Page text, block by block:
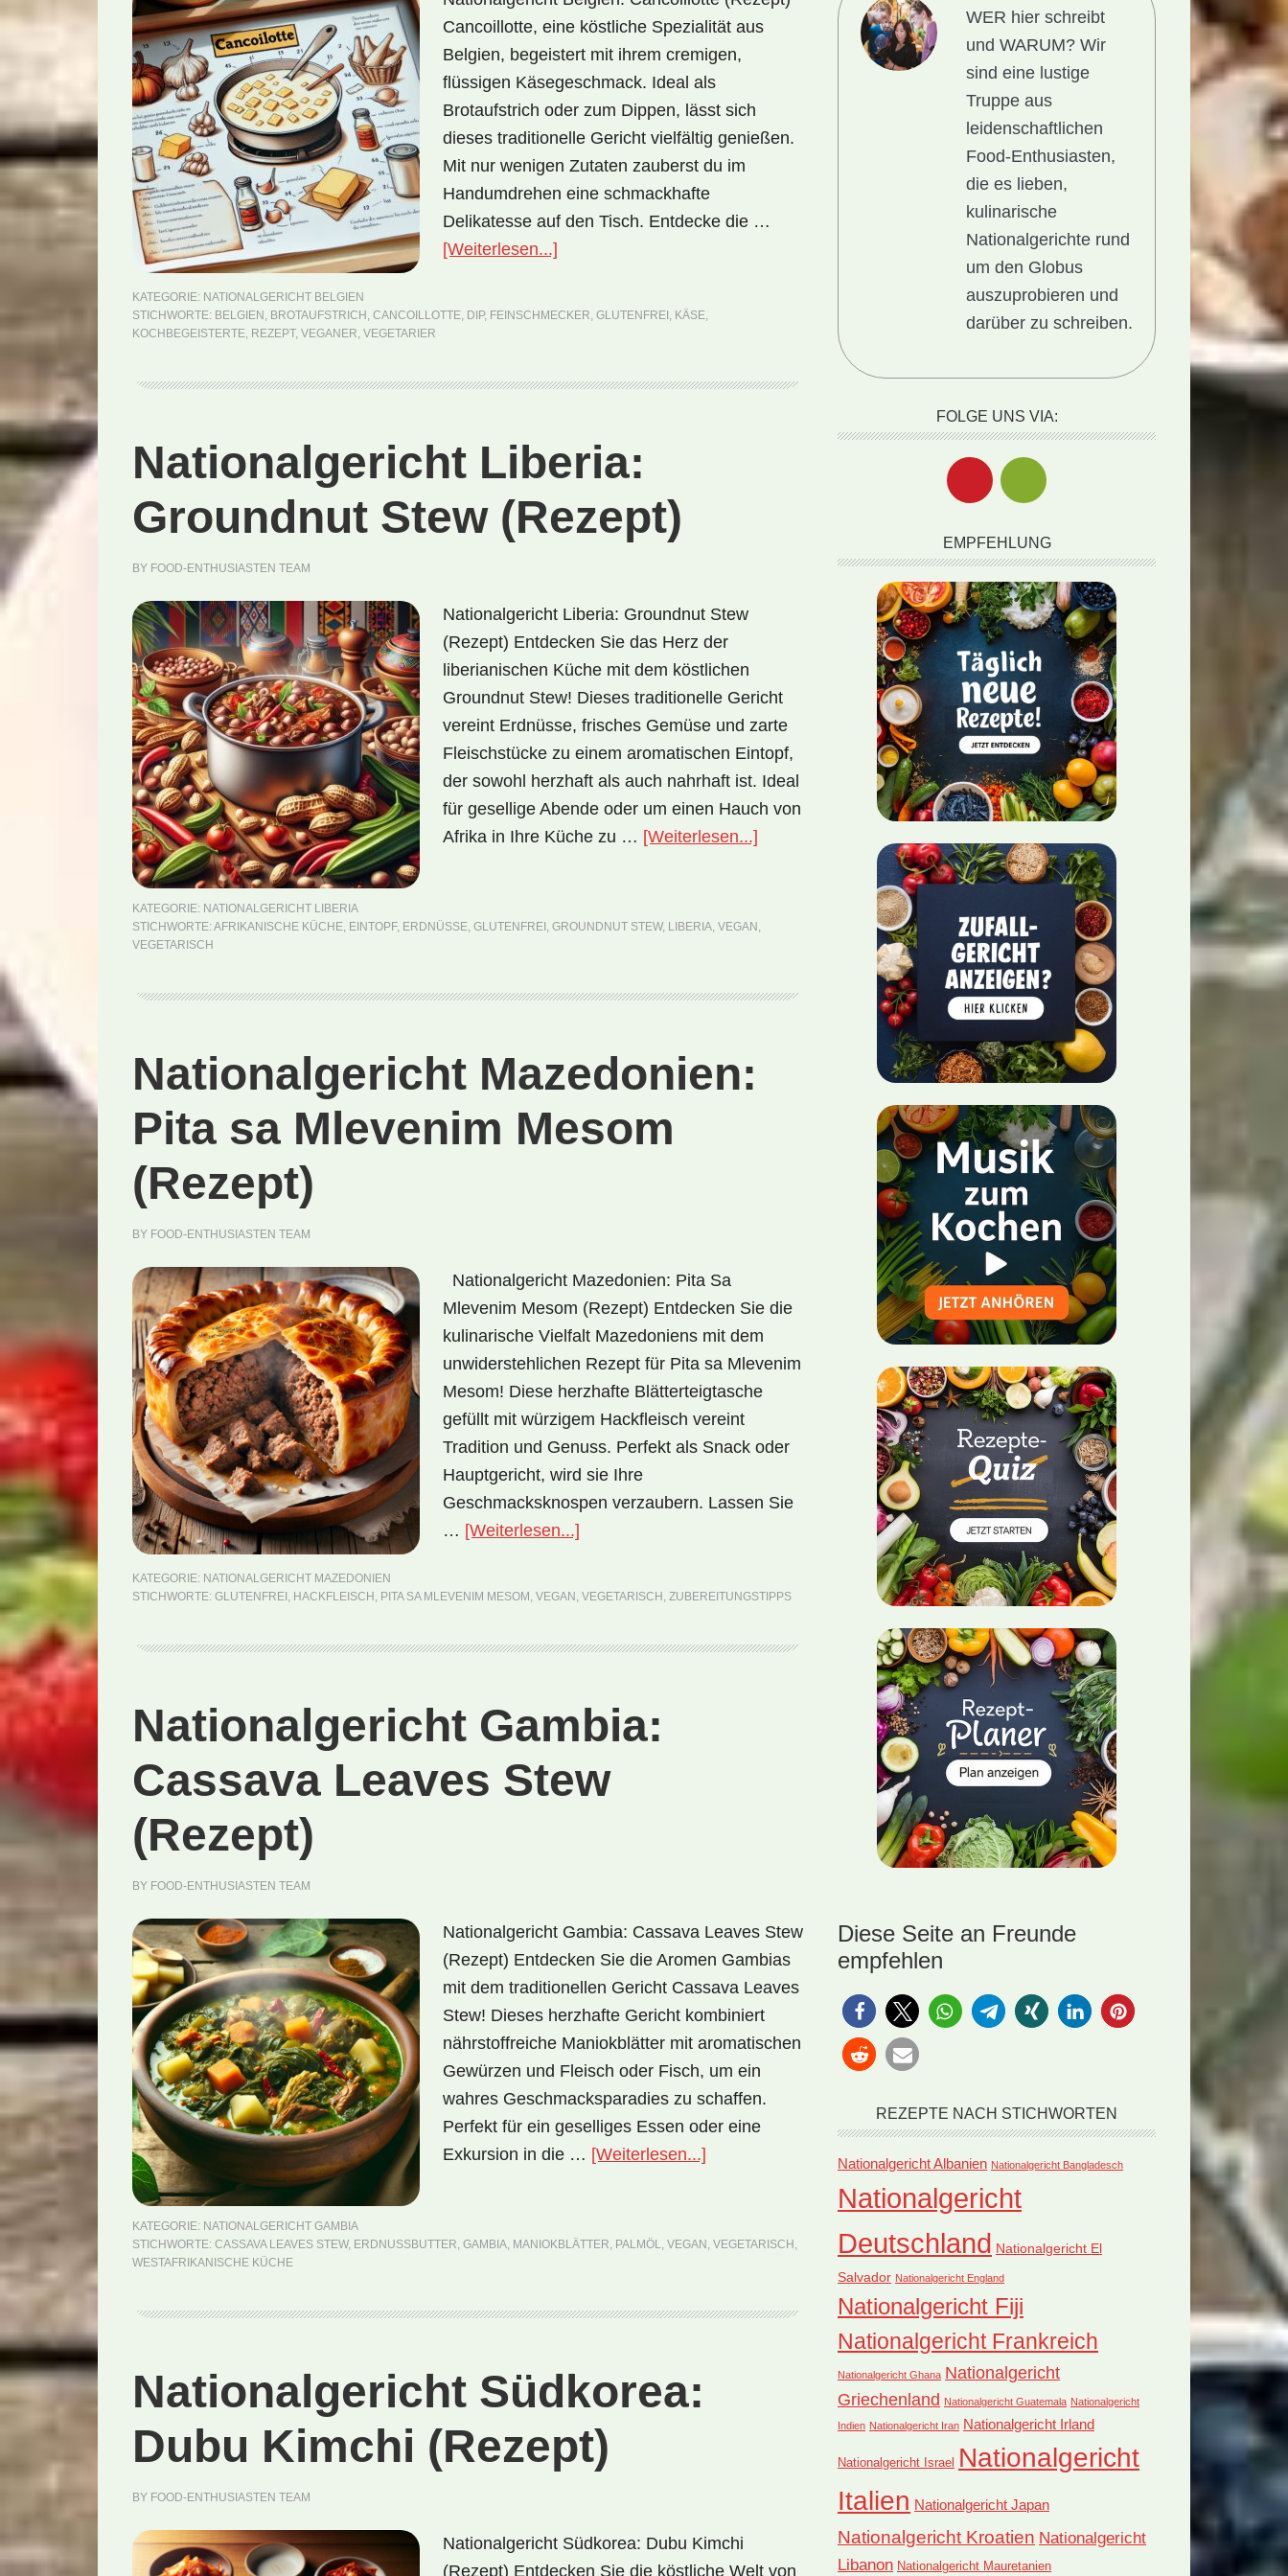
Cancoillotte, eine köstliche Spezialität aus
Belgien, begeistert mit ihrem cremigen,
flüssigen Käsegeschmack. Ideal als
Brotaufstrich oder zum Dippen, lässt sich
dieses traditionelle Gericht vielfältig genießen.
Mit nur wenigen Zutaten zauberst du im
Handumdrehen eine schmackhafte
Delikatesse auf den Tisch. Entdecke die …
[Weiterlesen...]
KATEGORIE: NATIONALGERICHT BELGIEN
STICHWORTE: BELGIEN , BROTAUFSTRICH , CANCOILLOTTE, DIP, FEINSCHMECKER, GLUTENFREI , KÄSE,
KOCHBEGEISTERTE, REZEPT, VEGANER, VEGETARIER
Nationalgericht Liberia:
Groundnut Stew (Rezept)
BY FOOD-ENTHUSIASTEN TEAM
Nationalgericht Liberia: Groundnut Stew
(Rezept) Entdecken Sie das Herz der
liberianischen Küche mit dem köstlichen
Groundnut Stew! Dieses traditionelle Gericht
vereint Erdnüsse, frisches Gemüse und zarte
Fleischstücke zu einem aromatischen Eintopf,
der sowohl herzhaft als auch nahrhaft ist. Ideal
für gesellige Abende oder um einen Hauch von
Afrika in Ihre Küche zu … [Weiterlesen...]
KATEGORIE: NATIONALGERICHT LIBERIA
STICHWORTE: AFRIKANISCHE KÜCHE, EINTOPF, ERDNÜSSE, GLUTENFREI , GROUNDNUT STEW, LIBERIA, VEGAN ,
VEGETARISCH
Nationalgericht Mazedonien:
Pita sa Mlevenim Mesom
(Rezept)
BY FOOD-ENTHUSIASTEN TEAM
Nationalgericht Mazedonien: Pita Sa
Mlevenim Mesom (Rezept) Entdecken Sie die
kulinarische Vielfalt Mazedoniens mit dem
unwiderstehlichen Rezept für Pita sa Mlevenim
Mesom! Diese herzhafte Blätterteigtasche
gefüllt mit würzigem Hackfleisch vereint
Tradition und Genuss. Perfekt als Snack oder
Hauptgericht, wird sie Ihre
Geschmacksknospen verzaubern. Lassen Sie
… [Weiterlesen...]
Mlevenim
KATEGORIE: NATIONALGERICHT MAZEDONIEN
STICHWORTE: GLUTENFREI , HACKFLEISCH , PITA SA MLEVENIM MESOM , VEGAN , VEGETARISCH , ZUBEREITUNGSTIPPS
Nationalgericht Gambia:
Cassava Leaves Stew
(Rezept)
BY FOOD-ENTHUSIASTEN TEAM
Nationalgericht Gambia: Cassava Leaves Stew
(Rezept) Entdecken Sie die Aromen Gambias
mit dem traditionellen Gericht Cassava Leaves
Stew! Dieses herzhafte Gericht kombiniert
nährstoffreiche Maniokblätter mit aromatischen
Gewürzen und Fleisch oder Fisch, um ein
wahres Geschmacksparadies zu schaffen.
Perfekt für ein geselliges Essen oder eine
Exkursion in die … [Weiterlesen...] ÜberNationalgericht
Leaves
KATEGORIE: NATIONALGERICHT GAMBIA
STICHWORTE: CASSAVA LEAVES STEW, ERDNUSSBUTTER, GAMBIA, MANIOKBLÄTTER, PALMÖL, VEGAN , VEGETARISCH ,
WESTAFRIKANISCHE KÜCHE
Nationalgericht Südkorea:
Dubu Kimchi (Rezept)
BY FOOD-ENTHUSIASTEN TEAM
Nationalgericht Südkorea: Dubu Kimchi
(Rezept) Entdecken Sie die köstliche Welt von
WER hier schreibt
und WARUM?Wir
sind eine lustige
Truppe aus
leidenschaftlichen
Food-Enthusiasten,
die es lieben,
kulinarische
Nationalgerichte rund
um den Globus
auszuprobieren und
darüber zu schreiben.
FOLGE UNS VIA:
EMPFEHLUNG
Diese Seite an Freunde
empfehlen
REZEPTE NACH STICHWORTEN
Nationalgericht Albanien Nationalgericht Bangladesch
Nationalgericht
Deutschland Nationalgericht El
Salvador Nationalgericht England
Nationalgericht Fiji
Nationalgericht Frankreich
Nationalgericht Ghana Nationalgericht
Griechenland Nationalgericht Guatemala Nationalgericht
Indien Nationalgericht Iran Nationalgericht Irland
Nationalgericht Israel Nationalgericht
Italien Nationalgericht Japan
Nationalgericht Kroatien Nationalgericht
Libanon Nationalgericht Mauretanien